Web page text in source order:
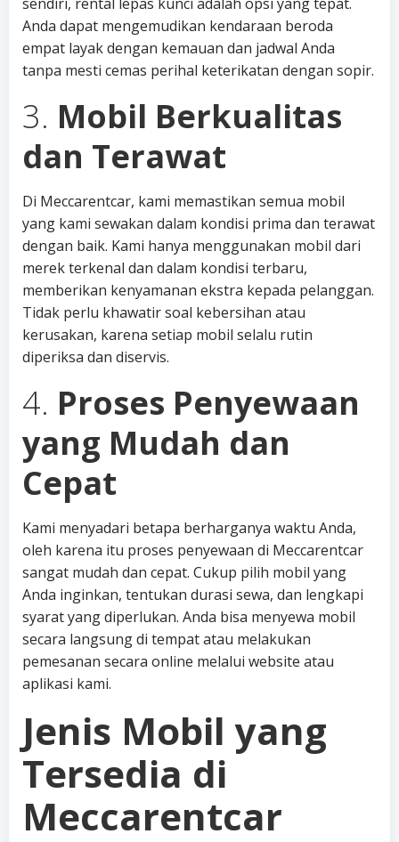
Anda dapat mengemudikan kendaraan beroda
empat layak dengan kemauan dan jadwal Anda
tanpa mesti cemas perihal keterikatan dengan sopir.
3. Mobil Berkualitas
dan Terawat
Di Meccarentcar, kami memastikan semua mobil
yang kami sewakan dalam kondisi prima dan terawat
dengan baik. Kami hanya menggunakan mobil dari
merek terkenal dan dalam kondisi terbaru,
memberikan kenyamanan ekstra kepada pelanggan.
Tidak perlu khawatir soal kebersihan atau
kerusakan, karena setiap mobil selalu rutin
diperiksa dan diservis.
4. Proses Penyewaan
yang Mudah dan
Cepat
Kami menyadari betapa berharganya waktu Anda,
oleh karena itu proses penyewaan di Meccarentcar
sangat mudah dan cepat. Cukup pilih mobil yang
Anda inginkan, tentukan durasi sewa, dan lengkapi
syarat yang diperlukan. Anda bisa menyewa mobil
secara langsung di tempat atau melakukan
pemesanan secara online melalui website atau
aplikasi kami.
Jenis Mobil yang
Tersedia di
Meccarentcar